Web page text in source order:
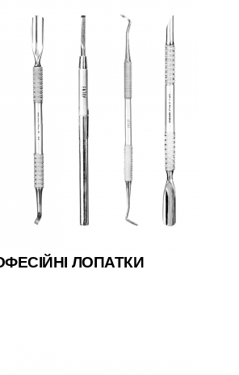
ЛОПАТКИ